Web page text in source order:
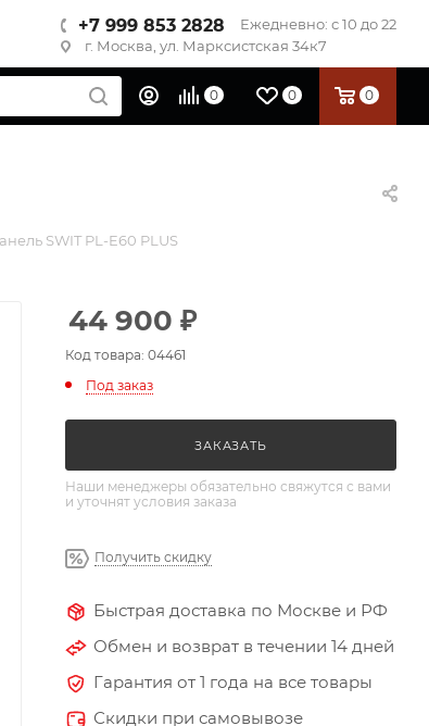
+7 999 853 2828
Ежедневно: с 10 до 22
г. Москва, ул. Марксистская 34к7
0 0 0
SWIT PL-E60 PLUS
44 900 ₽
Код товара: 04461
Под заказ
ЗАКАЗАТЬ
Наши менеджеры обязательно свяжутся с вами
и уточнят условия заказа
Получить скидку
Быстрая доставка по Москве и РФ
Обмен и возврат в течении 14 дней
Гарантия от 1 года на все товары
Скидки при самовывозе